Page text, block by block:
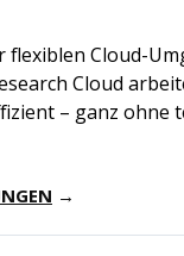
flexiblen Cloud-
Cloud
– ganz ohne
→